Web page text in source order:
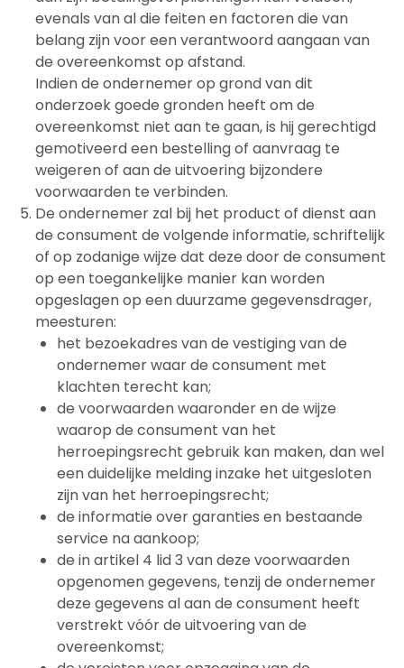
evenals van al die feiten en factoren die van
belang zijn voor een verantwoord aangaan van
de overeenkomst op afstand.
Indien de ondernemer op grond van dit
onderzoek goede gronden heeft om de
overeenkomst niet aan te gaan, is hij gerechtigd
gemotiveerd een bestelling of aanvraag te
weigeren of aan de uitvoering bijzondere
voorwaarden te verbinden.
De ondernemer zal bij het product of dienst aan
de consument de volgende informatie, schriftelijk
of op zodanige wijze dat deze door de consument
op een toegankelijke manier kan worden
opgeslagen op een duurzame gegevensdrager,
meesturen:
het bezoekadres van de vestiging van de
ondernemer waar de consument met
klachten terecht kan;
de voorwaarden waaronder en de wijze
waarop de consument van het
herroepingsrecht gebruik kan maken, dan wel
een duidelijke melding inzake het uitgesloten
zijn van het herroepingsrecht;
de informatie over garanties en bestaande
service na aankoop;
de in artikel 4 lid 3 van deze voorwaarden
opgenomen gegevens, tenzij de ondernemer
deze gegevens al aan de consument heeft
verstrekt vóór de uitvoering van de
overeenkomst;